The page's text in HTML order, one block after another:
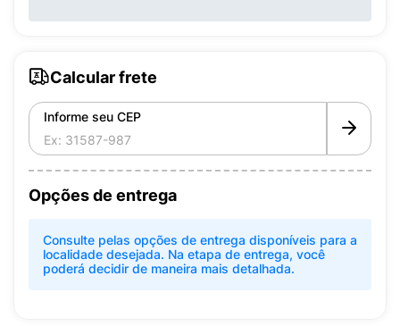
Calcular frete
Informe seu CEP
Opções de entrega
Consulte pelas opções de entrega disponíveis para a
localidade desejada. Na etapa de entrega, você
poderá decidir de maneira mais detalhada.